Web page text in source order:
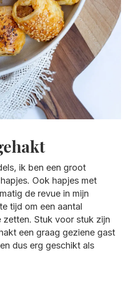
ik ben een groot
Ook hapjes met
de revue in mijn
tijd om een aantal
Stuk voor stuk zijn
een graag geziene gast
dus erg geschikt als